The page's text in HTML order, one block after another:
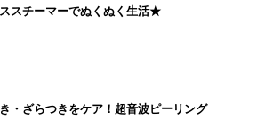
スチーマーでぬくぬく生活★
・ざらつきをケア！超音波ピーリング